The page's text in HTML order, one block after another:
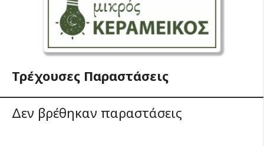
Τρέχουσες Παραστάσεις
Δεν βρέθηκαν παραστάσεις